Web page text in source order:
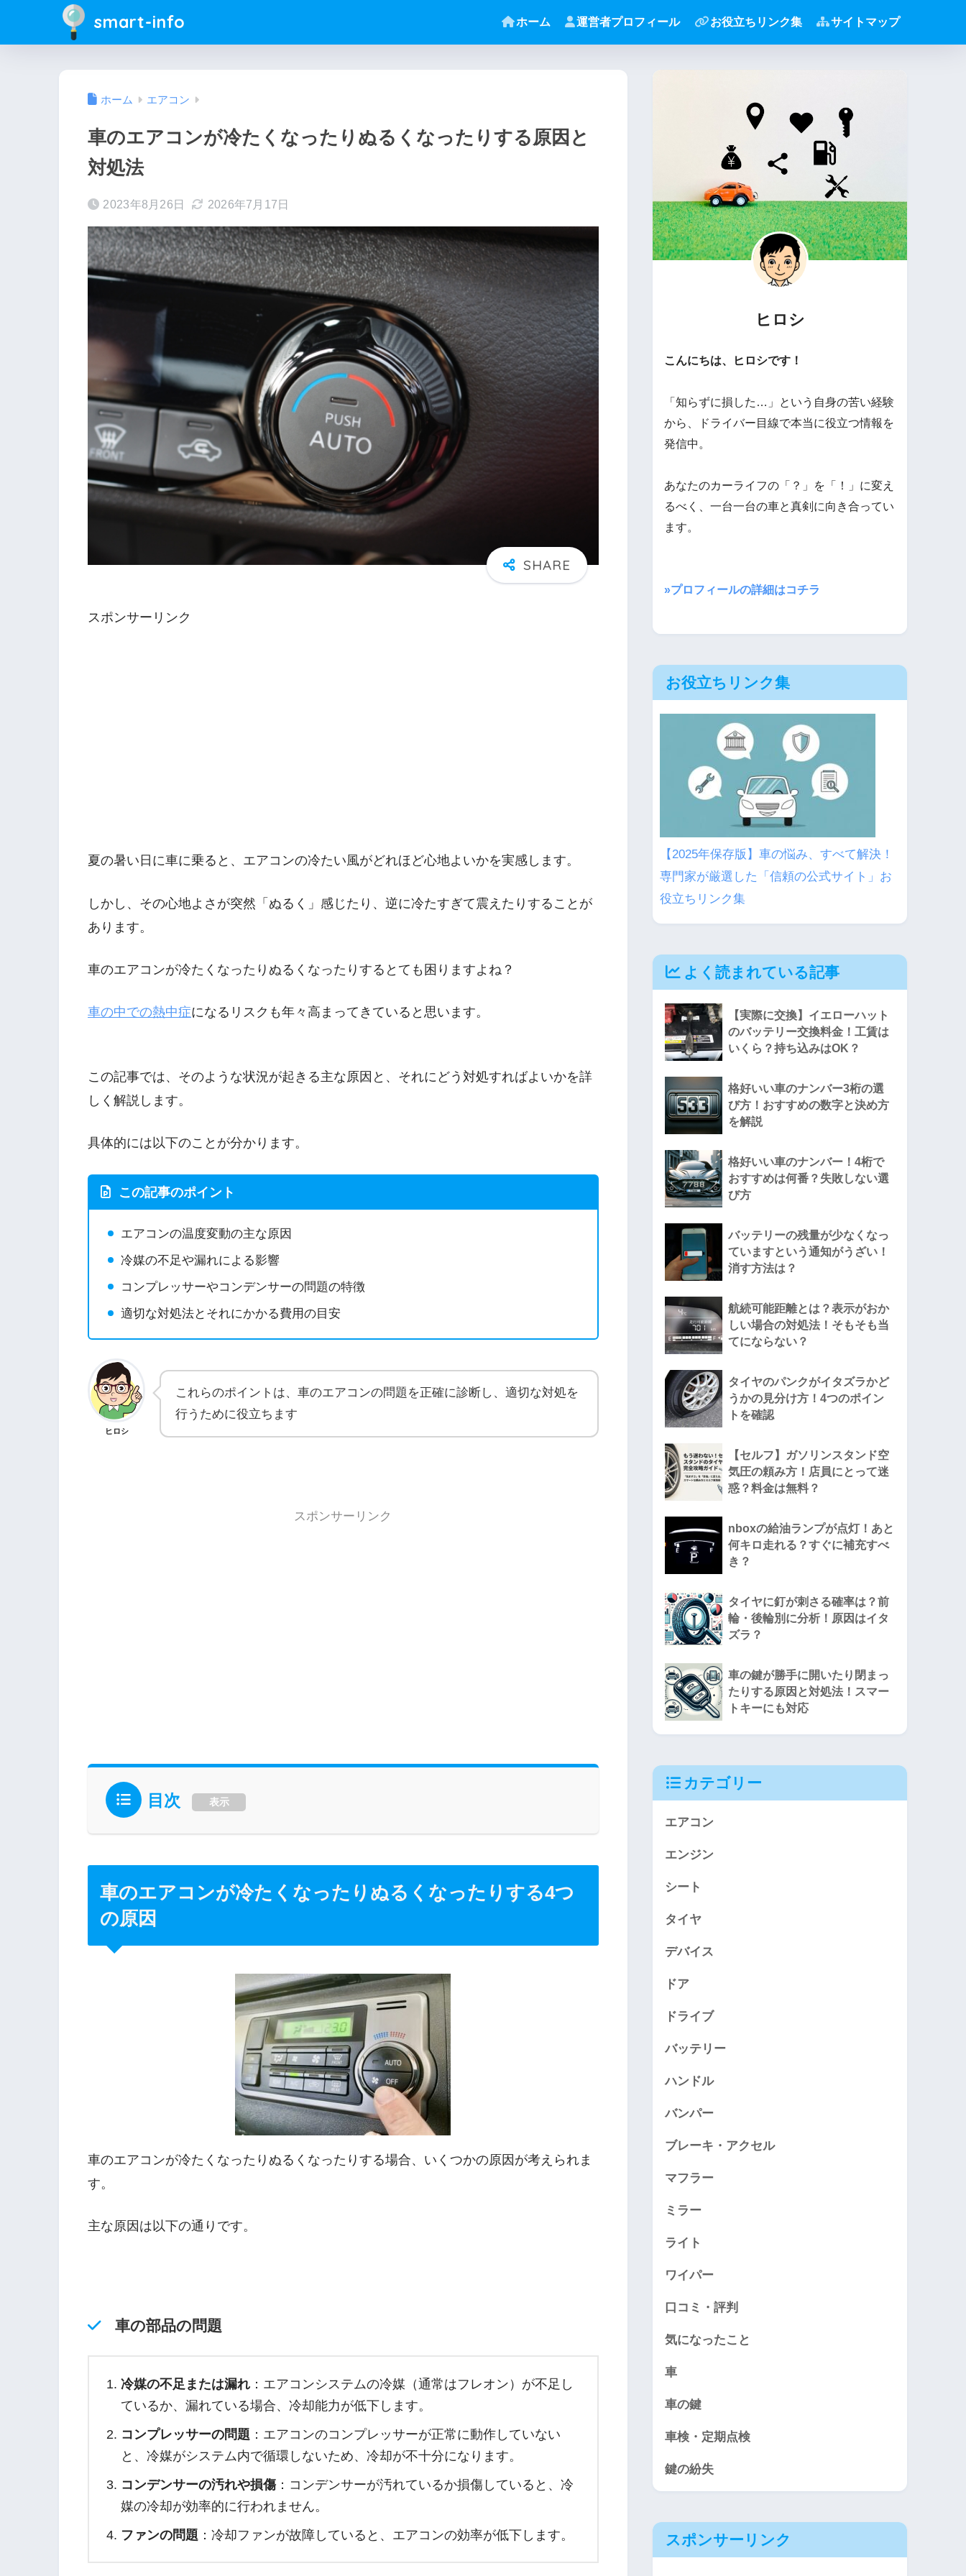
smart-info ホーム 運営者プロフィール お役立ちリンク集 サイトマップ
ホーム エアコン
車のエアコンが冷たくなったりぬるくなったりする原因と
対処法
2023年8月26日 2026年7月17日
スポンサーリンク
夏の暑い日に車に乗ると、エアコンの冷たい風がどれほど心地よいかを実感します。
しかし、その心地よさが突然「ぬるく」感じたり、逆に冷たすぎて震えたりすることが
あります。
車のエアコンが冷たくなったりぬるくなったりするとても困りますよね？
車の中での熱中症になるリスクも年々高まってきていると思います。
この記事では、そのような状況が起きる主な原因と、それにどう対処すればよいかを詳
しく解説します。
具体的には以下のことが分かります。
この記事のポイント
エアコンの温度変動の主な原因
冷媒の不足や漏れによる影響
コンプレッサーやコンデンサーの問題の特徴
適切な対処法とそれにかかる費用の目安
ヒロシ
これらのポイントは、車のエアコンの問題を正確に診断し、適切な対処を
行うために役立ちます
スポンサーリンク
目次 表示
車のエアコンが冷たくなったりぬるくなったりする4つ
の原因
車のエアコンが冷たくなったりぬるくなったりする場合、いくつかの原因が考えられま
す。
主な原因は以下の通りです。
車の部品の問題
冷媒の不足または漏れ ：エアコンシステムの冷媒（通常はフレオン）が不足し
ているか、漏れている場合、冷却能力が低下します。
コンプレッサーの問題 ：エアコンのコンプレッサーが正常に動作していない
と、冷媒がシステム内で循環しないため、冷却が不十分になります。
コンデンサーの汚れや損傷 ：コンデンサーが汚れているか損傷していると、冷
媒の冷却が効率的に行われません。
ファンの問題 ：冷却ファンが故障していると、エアコンの効率が低下します。
ヒロシ
こんにちは、ヒロシです！
「知らずに損した…」という自身の苦い経験
から、ドライバー目線で本当に役立つ情報を
発信中。
あなたのカーライフの「？」を「！」に変え
るべく、一台一台の車と真剣に向き合ってい
ます。
»プロフィールの詳細はコチラ
お役立ちリンク集
【2025年保存版】車の悩み、すべて解決！
専門家が厳選した「信頼の公式サイト」お
役立ちリンク集
よく読まれている記事
【実際に交換】イエローハット
のバッテリー交換料金！工賃は
いくら？持ち込みはOK？
格好いい車のナンバー3桁の選
び方！おすすめの数字と決め方
を解説
格好いい車のナンバー！4桁で
おすすめは何番？失敗しない選
び方
バッテリーの残量が少なくなっ
ていますという通知がうざい！
消す方法は？
航続可能距離とは？表示がおか
しい場合の対処法！そもそも当
てにならない？
タイヤのパンクがイタズラかど
うかの見分け方！4つのポイン
トを確認
【セルフ】ガソリンスタンド空
気圧の頼み方！店員にとって迷
惑？料金は無料？
nboxの給油ランプが点灯！あと
何キロ走れる？すぐに補充すべ
き？
タイヤに釘が刺さる確率は？前
輪・後輪別に分析！原因はイタ
ズラ？
車の鍵が勝手に開いたり閉まっ
たりする原因と対処法！スマー
トキーにも対応
カテゴリー
エアコン
エンジン
シート
タイヤ
デバイス
ドア
ドライブ
バッテリー
ハンドル
バンパー
ブレーキ・アクセル
マフラー
ミラー
ライト
ワイパー
口コミ・評判
気になったこと
車
車の鍵
車検・定期点検
鍵の紛失
スポンサーリンク